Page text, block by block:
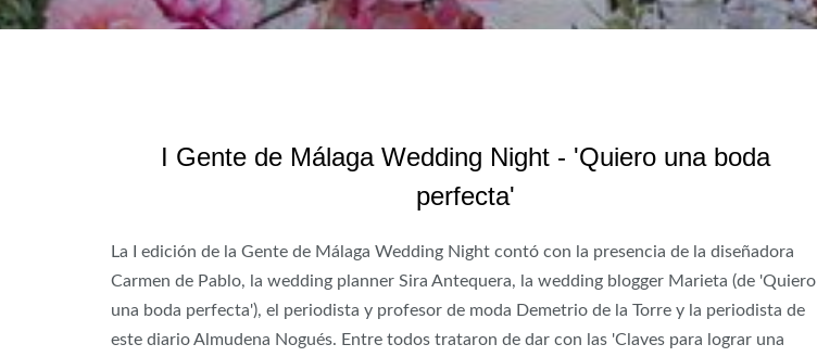
I Gente de Málaga Wedding Night - 'Quiero una boda
perfecta'
La I edición de la Gente de Málaga Wedding Night contó con la presencia de la diseñadora
Carmen de Pablo, la wedding planner Sira Antequera, la wedding blogger Marieta (de 'Quiero
una boda perfecta'), el periodista y profesor de moda Demetrio de la Torre y la periodista de
este diario Almudena Nogués. Entre todos trataron de dar con las 'Claves para lograr una